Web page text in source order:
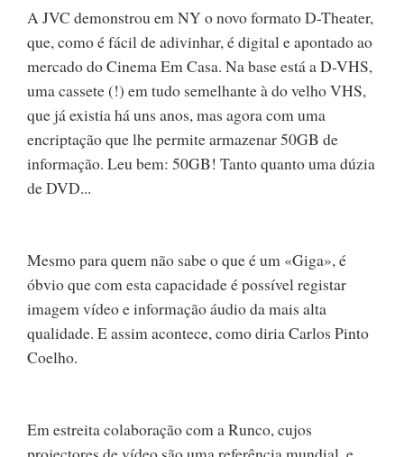
A JVC demonstrou em NY o novo formato D-Theater,
que, como é fácil de adivinhar, é digital e apontado ao
mercado do Cinema Em Casa. Na base está a D-VHS,
uma cassete (!) em tudo semelhante à do velho VHS,
que já existia há uns anos, mas agora com uma
encriptação que lhe permite armazenar 50GB de
informação. Leu bem: 50GB! Tanto quanto uma dúzia
de DVD...
Mesmo para quem não sabe o que é um «Giga», é
óbvio que com esta capacidade é possível registar
imagem vídeo e informação áudio da mais alta
qualidade. E assim acontece, como diria Carlos Pinto
Coelho.
Em estreita colaboração com a Runco, cujos